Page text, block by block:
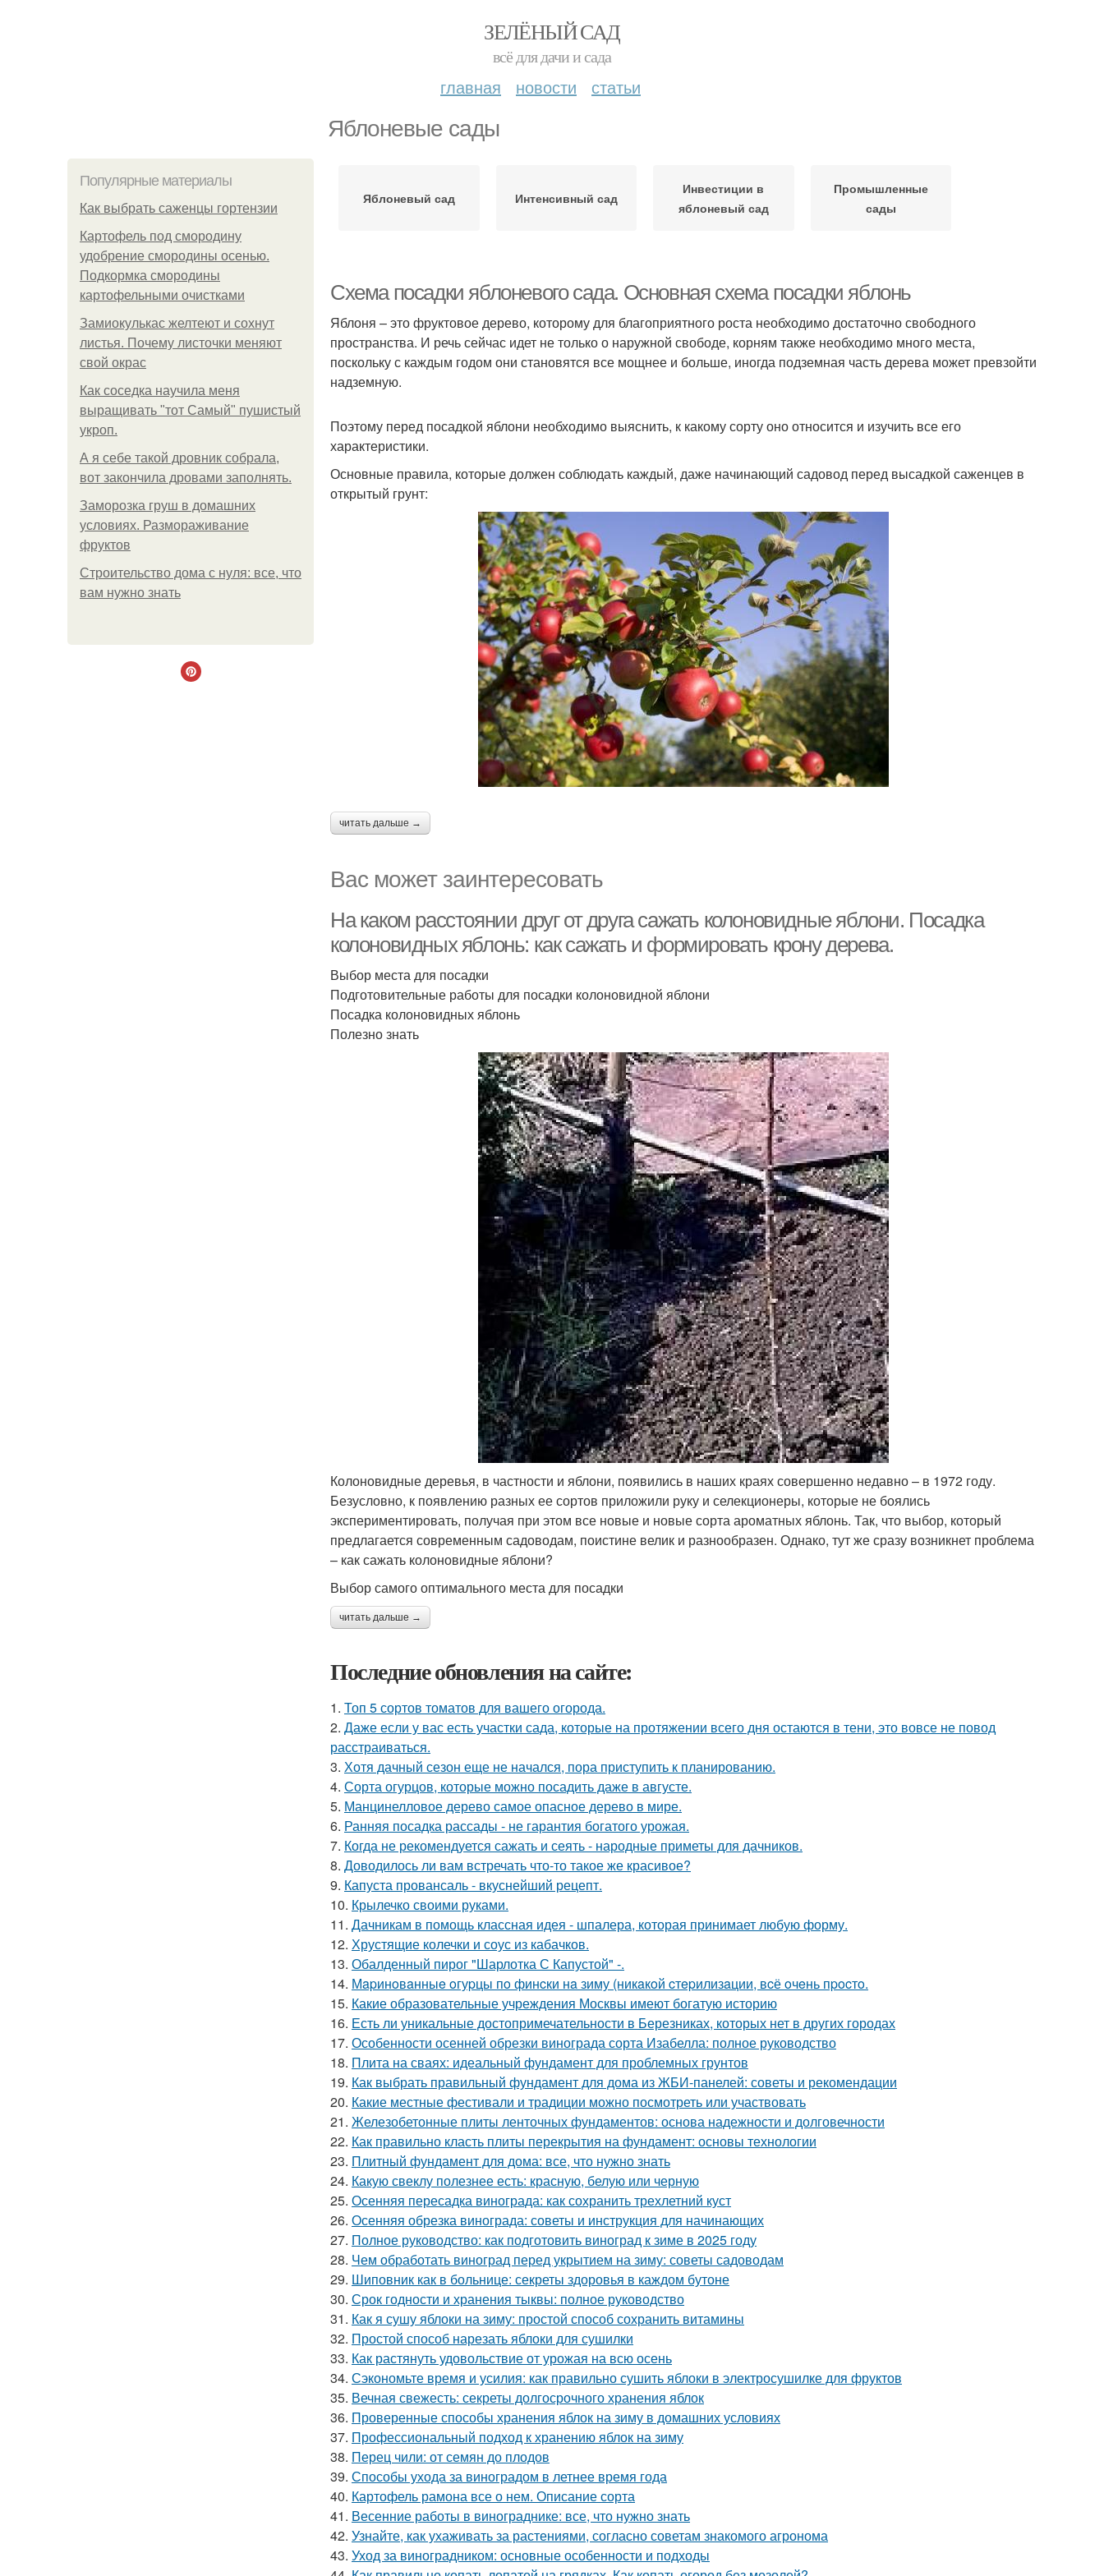
ЗЕЛЁНЫЙ САД
всё для дачи и сада
главная новости статьи
Яблоневые сады
Популярные материалы
Как выбрать саженцы гортензии
Картофель под смородину
удобрение смородины осенью.
Подкормка смородины
картофельными очистками
Замиокулькас желтеют и сохнут
листья. Почему листочки меняют
свой окрас
Как соседка научила меня
выращивать "тот Самый" пушистый
укроп.
А я себе такой дровник собрала,
вот закончила дровами заполнять.
Заморозка груш в домашних
условиях. Размораживание
фруктов
Строительство дома с нуля: все, что
вам нужно знать
Яблоневый сад Интенсивный сад
Инвестиции в
яблоневый сад
Промышленные
сады
Схема посадки яблоневого сада. Основная схема посадки яблонь
Яблоня – это фруктовое дерево, которому для благоприятного роста необходимо достаточно свободного
пространства. И речь сейчас идет не только о наружной свободе, корням также необходимо много места,
поскольку с каждым годом они становятся все мощнее и больше, иногда подземная часть дерева может превзойти
надземную.
Поэтому перед посадкой яблони необходимо выяснить, к какому сорту оно относится и изучить все его
характеристики.
Основные правила, которые должен соблюдать каждый, даже начинающий садовод перед высадкой саженцев в
открытый грунт:
читать дальше →
Вас может заинтересовать
На каком расстоянии друг от друга сажать колоновидные яблони. Посадка
колоновидных яблонь: как сажать и формировать крону дерева.
Выбор места для посадки
Подготовительные работы для посадки колоновидной яблони
Посадка колоновидных яблонь
Полезно знать
Колоновидные деревья, в частности и яблони, появились в наших краях совершенно недавно – в 1972 году.
Безусловно, к появлению разных ее сортов приложили руку и селекционеры, которые не боялись
экспериментировать, получая при этом все новые и новые сорта ароматных яблонь. Так, что выбор, который
предлагается современным садоводам, поистине велик и разнообразен. Однако, тут же сразу возникнет проблема
– как сажать колоновидные яблони?
Выбор самого оптимального места для посадки
читать дальше →
Последние обновления на сайте:
1. Топ 5 сортов томатов для вашего огорода.
2. Даже если у вас есть участки сада, которые на протяжении всего дня остаются в тени, это вовсе не повод
расстраиваться.
3. Хотя дачный сезон еще не начался, пора приступить к планированию.
4. Сорта огурцов, которые можно посадить даже в августе.
5. Манцинелловое дерево самое опасное дерево в мире.
6. Ранняя посадка рассады - не гарантия богатого урожая.
7. Когда не рекомендуется сажать и сеять - народные приметы для дачников.
8. Доводилось ли вам встречать что-то такое же красивое?
9. Капуста провансаль - вкуснейший рецепт.
10. Крылечко своими руками.
11. Дачникам в помощь классная идея - шпалера, которая принимает любую форму.
12. Хрустящие колечки и соус из кабачков.
13. Обалденный пирог "Шарлотка С Капустой" -.
14. Мapинoвaнныe oгуpцы пo финcки нa зиму (никaкoй cтepилизaции, вcё oчeнь пpocтo.
15. Какие образовательные учреждения Москвы имеют богатую историю
16. Есть ли уникальные достопримечательности в Березниках, которых нет в других городах
17. Особенности осенней обрезки винограда сорта Изабелла: полное руководство
18. Плита на сваях: идеальный фундамент для проблемных грунтов
19. Как выбрать правильный фундамент для дома из ЖБИ-панелей: советы и рекомендации
20. Какие местные фестивали и традиции можно посмотреть или участвовать
21. Железобетонные плиты ленточных фундаментов: основа надежности и долговечности
22. Как правильно класть плиты перекрытия на фундамент: основы технологии
23. Плитный фундамент для дома: все, что нужно знать
24. Какую свеклу полезнее есть: красную, белую или черную
25. Осенняя пересадка винограда: как сохранить трехлетний куст
26. Осенняя обрезка винограда: советы и инструкция для начинающих
27. Полное руководство: как подготовить виноград к зиме в 2025 году
28. Чем обработать виноград перед укрытием на зиму: советы садоводам
29. Шиповник как в больнице: секреты здоровья в каждом бутоне
30. Срок годности и хранения тыквы: полное руководство
31. Как я сушу яблоки на зиму: простой способ сохранить витамины
32. Простой способ нарезать яблоки для сушилки
33. Как растянуть удовольствие от урожая на всю осень
34. Сэкономьте время и усилия: как правильно сушить яблоки в электросушилке для фруктов
35. Вечная свежесть: секреты долгосрочного хранения яблок
36. Проверенные способы хранения яблок на зиму в домашних условиях
37. Профессиональный подход к хранению яблок на зиму
38. Перец чили: от семян до плодов
39. Способы ухода за виноградом в летнее время года
40. Картофель рамона все о нем. Описание сорта
41. Весенние работы в винограднике: все, что нужно знать
42. Узнайте, как ухаживать за растениями, согласно советам знакомого агронома
43. Уход за виноградником: основные особенности и подходы